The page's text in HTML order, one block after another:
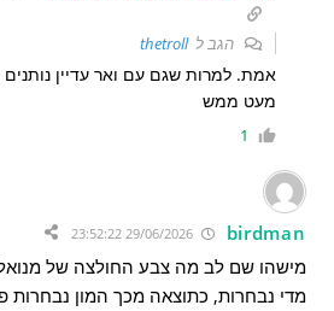
הגב לthetroll
אמת. למרות שגם עם ואר עדיין נותנים
מעט ממש
1
birdman
29/06/2026 23:52:22
מישהו שם לב מה צבע החולצה של מנואל
מדי נבחרות, כתוצאה מכך המון נבחרות